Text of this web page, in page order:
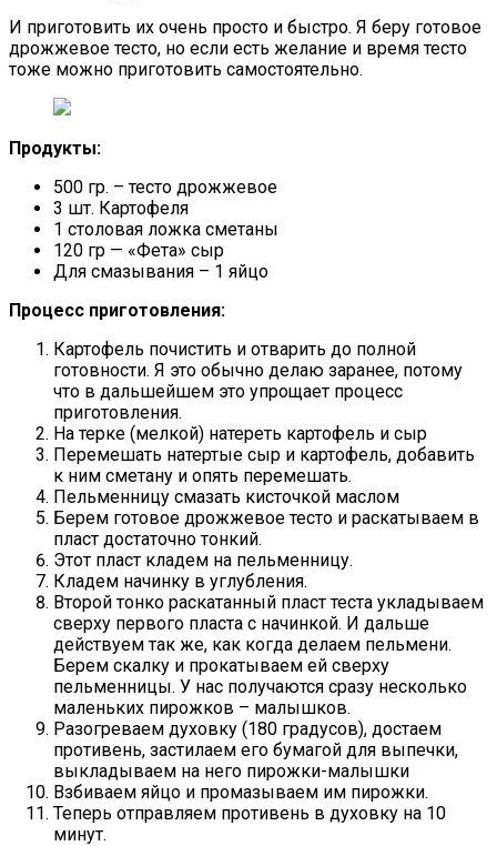
И приготовить их очень просто и быстро. Я беру готовое
дрожжевое тесто, но если есть желание и время тесто
тоже можно приготовить самостоятельно.
Продукты:
500 гр. – тесто дрожжевое
3 шт. Картофеля
1 столовая ложка сметаны
120 гр — «Фета» сыр
Для смазывания – 1 яйцо
Процесс приготовления:
Картофель почистить и отварить до полной
готовности. Я это обычно делаю заранее, потому
что в дальшейшем это упрощает процесс
приготовления.
На терке (мелкой) натереть картофель и сыр
Перемешать натертые сыр и картофель, добавить
к ним сметану и опять перемешать.
Пельменницу смазать кисточкой маслом
Берем готовое дрожжевое тесто и раскатываем в
пласт достаточно тонкий.
Этот пласт кладем на пельменницу.
Кладем начинку в углубления.
Второй тонко раскатанный пласт теста укладываем
сверху первого пласта с начинкой. И дальше
действуем так же, как когда делаем пельмени.
Берем скалку и прокатываем ей сверху
пельменницы. У нас получаются сразу несколько
маленьких пирожков – малышков.
Разогреваем духовку (180 градусов), достаем
противень, застилаем его бумагой для выпечки,
выкладываем на него пирожки-малышки
Взбиваем яйцо и промазываем им пирожки.
Теперь отправляем противень в духовку на 10
минут.